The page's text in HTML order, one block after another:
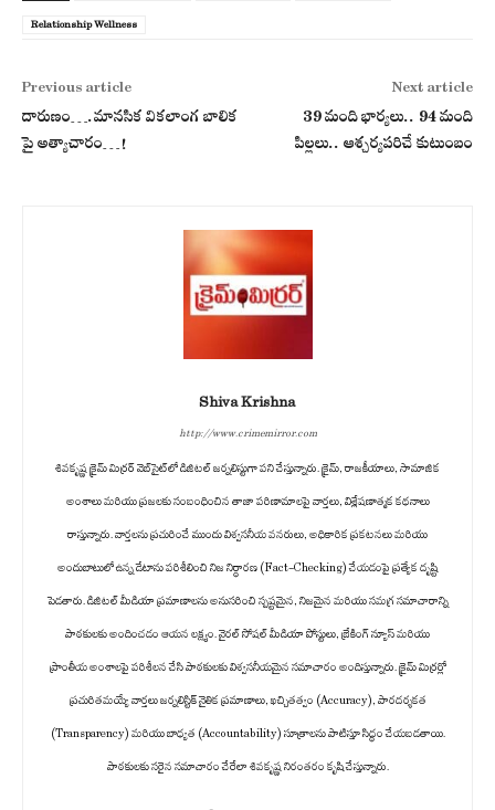
Relationship Wellness
Previous article
దారుణం….మానసిక వికలాంగ బాలిక
పై అత్యాచారం…!
Next article
39 మంది భార్యలు.. 94 మంది
పిల్లలు.. ఆశ్చర్యపరిచే కుటుంబం
Shiva Krishna
http://www.crimemirror.com
శివకృష్ణ క్రైమ్ మిర్రర్ వెబ్‌సైట్‌లో డిజిటల్ జర్నలిస్టుగా పని చేస్తున్నారు. క్రైమ్, రాజకీయాలు, సామాజిక
అంశాలు మరియు ప్రజలకు సంబంధించిన తాజా పరిణామాలపై వార్తలు, విశ్లేషణాత్మక కథనాలు
రాస్తున్నారు. వార్తలను ప్రచురించే ముందు విశ్వసనీయ వనరులు, అధికారిక ప్రకటనలు మరియు
అందుబాటులో ఉన్న డేటాను పరిశీలించి నిజ నిర్ధారణ (Fact-Checking) చేయడంపై ప్రత్యేక దృష్టి
పెడతారు. డిజిటల్ మీడియా ప్రమాణాలను అనుసరించి స్పష్టమైన, నిజమైన మరియు సమగ్ర సమాచారాన్ని
పాఠకులకు అందించడం ఆయన లక్ష్యం. వైరల్ సోషల్ మీడియా పోస్టులు, బ్రేకింగ్ న్యూస్ మరియు
ప్రాంతీయ అంశాలపై పరిశీలన చేసి పాఠకులకు విశ్వసనీయమైన సమాచారం అందిస్తున్నారు. క్రైమ్ మిర్రర్లో
ప్రచురితమయ్యే వార్తలు జర్నలిస్టిక్ నైతిక ప్రమాణాలు, ఖచ్చితత్వం (Accuracy), పారదర్శకత
(Transparency) మరియు బాధ్యత (Accountability) సూత్రాలను పాటిస్తూ సిద్ధం చేయబడతాయి.
పాఠకులకు సరైన సమాచారం చేరేలా శివకృష్ణ నిరంతరం కృషి చేస్తున్నారు.